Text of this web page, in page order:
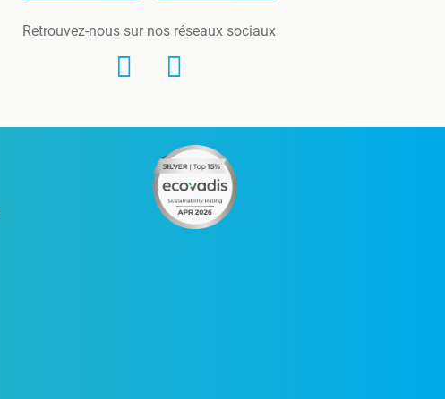
Retrouvez-nous sur nos réseaux sociaux